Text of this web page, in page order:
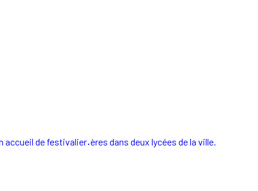
accueil de festivalier·ères dans deux lycées de la ville.